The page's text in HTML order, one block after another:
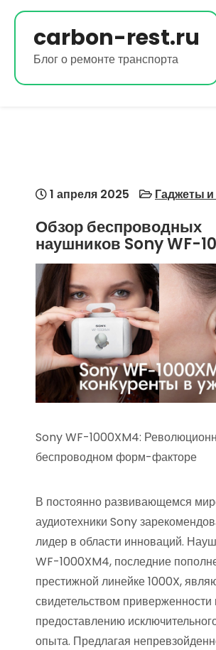
Перейти
содержимому
carbon-rest.ru
Блог о ремонте транспорта
1 апреля 2025 Гаджеты
Обзор беспроводных
наушников Sony WF-
Sony WF-1000XM4:
беспроводном форм-факторе
В постоянно развивающемся
аудиотехники Sony
лидер в области инноваций.
WF-1000XM4, последние
престижной линейке 1000X,
свидетельством приверженности
предоставлению
опыта. Предлагая